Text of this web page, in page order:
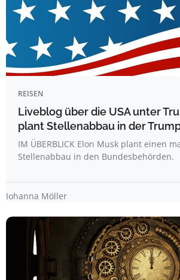
REISEN
Liveblog über die USA unter
plant Stellenabbau in der
IM ÜBERBLICK Elon Musk plant einen
Stellenabbau in den Bundesbehörden.
Johanna Möller